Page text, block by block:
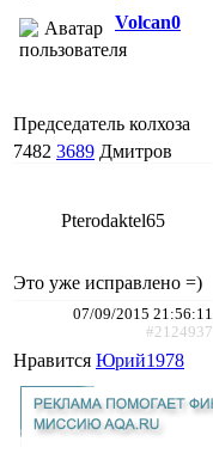
Volcan0
Председатель колхоза
7482 3689 Дмитров
Pterodaktel65
Это уже исправлено =)
07/09/2015 21:56:11
#2124937
Нравится Юрий1978